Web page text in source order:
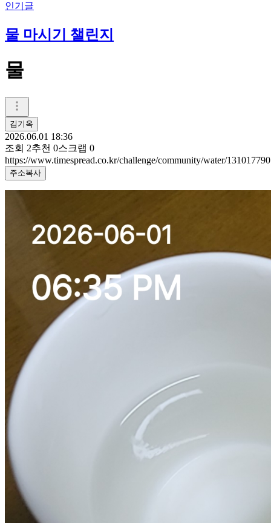
인기글
물 마시기 챌린지
물
김기옥
2026.06.01 18:36
조회 2추천 0스크랩 0
https://www.timespread.co.kr/challenge/community/water/131017790
주소복사